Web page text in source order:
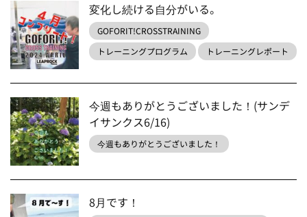
変化し続ける自分がいる。
GOFORIT!CROSSTRAINING
トレーニングプログラム
トレーニングレポート
今週もありがとうございました！(サンデ
イサンクス6/16)
今週もありがとうございました！
8月です！